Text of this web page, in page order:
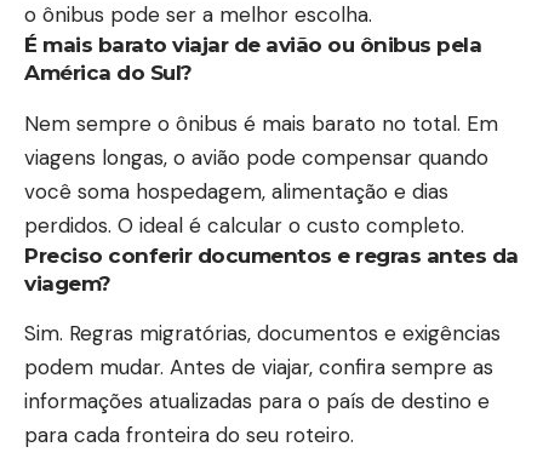
o ônibus pode ser a melhor escolha.
É mais barato viajar de avião ou ônibus pela
América do Sul?
Nem sempre o ônibus é mais barato no total. Em
viagens longas, o avião pode compensar quando
você soma hospedagem, alimentação e dias
perdidos. O ideal é calcular o custo completo.
Preciso conferir documentos e regras antes da
viagem?
Sim. Regras migratórias, documentos e exigências
podem mudar. Antes de viajar, confira sempre as
informações atualizadas para o país de destino e
para cada fronteira do seu roteiro.